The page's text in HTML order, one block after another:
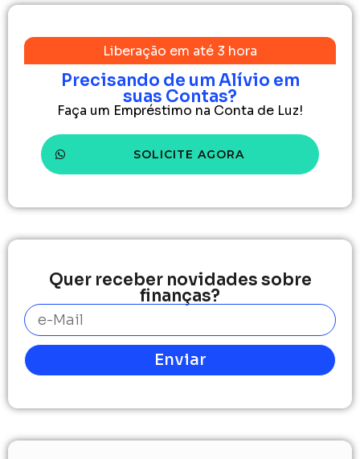
Liberação em até 3 hora
Precisando de um Alívio em
suas Contas?
Faça um Empréstimo na Conta de Luz!
SOLICITE AGORA
Quer receber novidades sobre
finanças?
Enviar